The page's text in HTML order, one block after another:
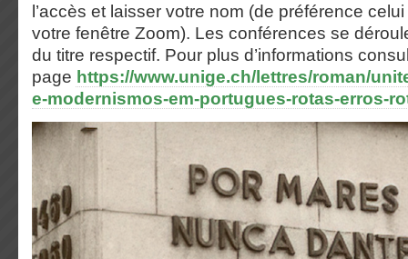
l’accès et laisser votre nom (de préférence
votre fenêtre Zoom). Les conférences se
du titre respectif. Pour plus d’informations
page https://www.unige.ch/lettres/roman/
e-modernismos-em-portugues-rotas-erros-